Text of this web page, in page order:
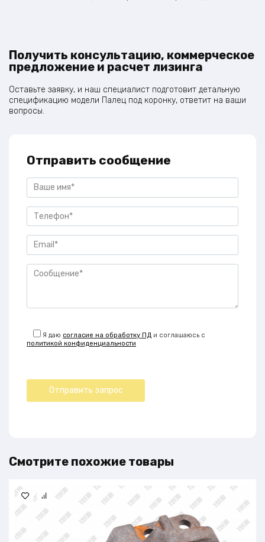
Получить консультацию, коммерческое
предложение и расчет лизинга
Оставьте заявку, и наш специалист подготовит детальную
спецификацию модели Палец под коронку, ответит на ваши
вопросы.
Отправить сообщение
Я даюсогласие на обработку ПД и соглашаюсь с
политикой конфиденциальности
Смотрите похожие товары